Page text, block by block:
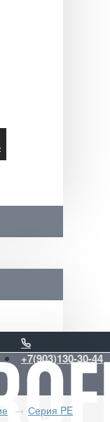
+7(903)130-30-44
Серия PE